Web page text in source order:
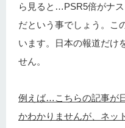
ら見ると…PSR5倍がナ
だという事でしょう。こ
います。日本の報道だけ
せん。
例えば…こちらの記事が
かわかりませんが、ネッ